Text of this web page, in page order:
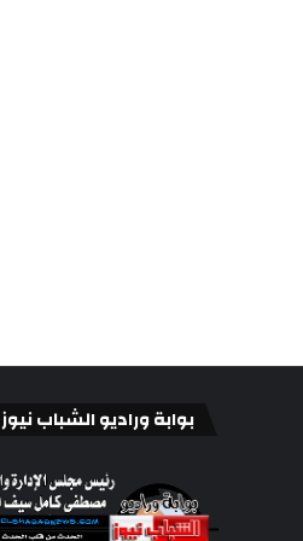
بوابة وراديو الشباب نيوز